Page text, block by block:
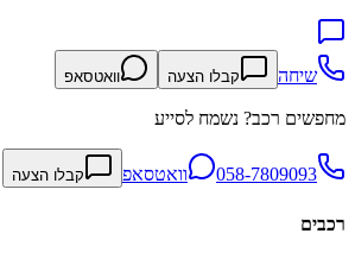
שיחה קבלו הצעה וואטסאפ
מחפשים רכב? נשמח לסייע
058-7809093 וואטסאפ קבלו הצעה
רכבים